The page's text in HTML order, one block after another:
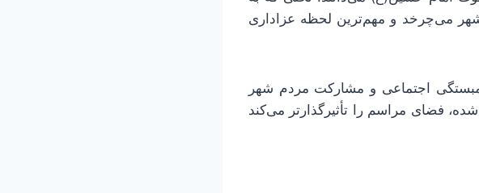
می‌چرخد و مهم‌ترین لحظه عزاداری
اجتماعی و مشارکت مردم شهر
فضای مراسم را تأثیرگذارتر می‌کند